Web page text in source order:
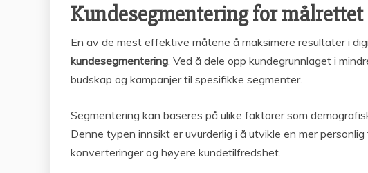
Kundesegmentering for
En av de mest effektive måtene å maksimere resultater i
kundesegmentering. Ved å dele opp kundegrunnlaget i
budskap og kampanjer til spesifikke segmenter.
Segmentering kan baseres på ulike faktorer som
Denne typen innsikt er uvurderlig i å utvikle en mer
konverteringer og høyere kundetilfredshet.